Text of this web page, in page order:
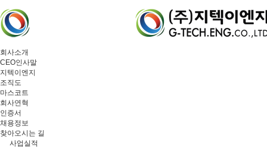
회사소개
CEO인사말
지텍이엔지
조직도
마스코트
회사연혁
인증서
채용정보
찾아오시는 길
사업실적